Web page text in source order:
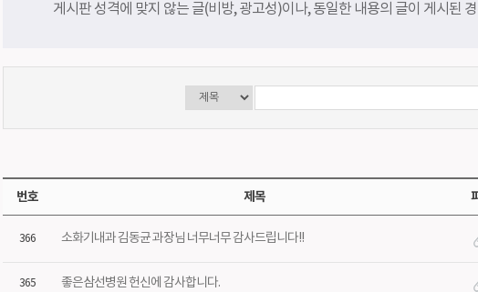
작업환경측정
스포츠운동치료센터
응급의료센터
척추센터
위 · 대장 수술센터
좋은삼선건강교실
게시판 성격에 맞지 않는 글(비방, 광고성)이나, 동일한 내용의 글이 게시된
번호 제목
366 소화기내과 김동균 과장님 너무너무 감사드립니다!!
365 좋은삼선병원 헌신에 감사합니다.